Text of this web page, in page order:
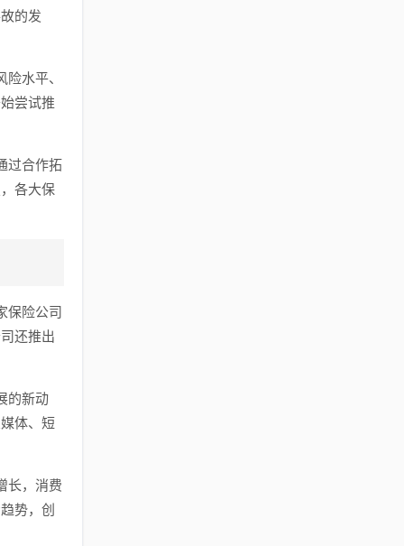
的发
水平、
尝试推
过合作拓
各大保
保险公司
还推出
的新动
体、短
长，消费
势，创